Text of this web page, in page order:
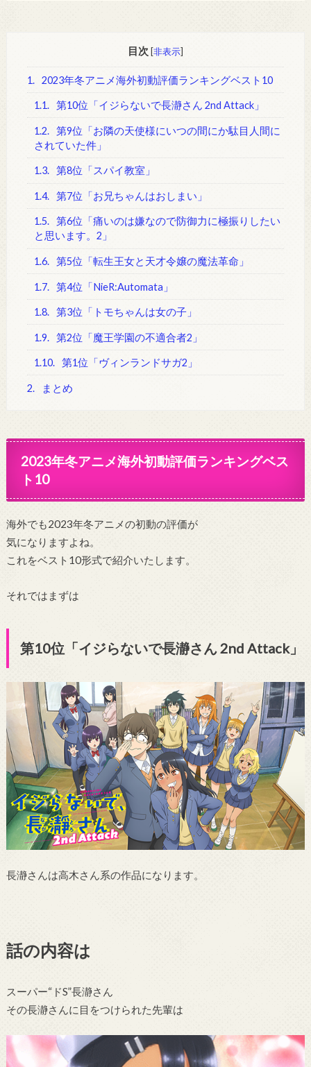
目次 [非表示]
1. 2023年冬アニメ海外初動評価ランキングベスト10
1.1. 第10位「イジらないで長瀞さん 2nd Attack」
1.2. 第9位「お隣の天使様にいつの間にか駄目人間に
されていた件」
1.3. 第8位「スパイ教室」
1.4. 第7位「お兄ちゃんはおしまい」
1.5. 第6位「痛いのは嫌なので防御力に極振りしたい
と思います。2」
1.6. 第5位「転生王女と天才令嬢の魔法革命」
1.7. 第4位「NieR:Automata」
1.8. 第3位「トモちゃんは女の子」
1.9. 第2位「魔王学園の不適合者2」
1.10. 第1位「ヴィンランドサガ2」
2. まとめ
2023年冬アニメ海外初動評価ランキングベス
ト10
海外でも2023年冬アニメの初動の評価が
気になりますよね。
これをベスト10形式で紹介いたします。
それではまずは
第10位「イジらないで長瀞さん 2nd Attack」
長瀞さんは高木さん系の作品になります。
話の内容は
スーパー“ドS”長瀞さん
その長瀞さんに目をつけられた先輩は